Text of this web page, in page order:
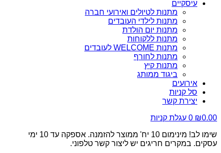
עיסקיים
מתנות לטיולים ואירועי חברה
מתנות לילדי העובדים
מתנות יום הולדת
מתנות ללקוחות
מתנות WELCOME לעובדים
מתנות לחורף
מתנות קיץ
ביגוד ממותג
אירועים
סל קניות
יצירת קשר
₪0.00
0 עגלת קניות
שימו לב! מינימום 10 יח' ממוצר להזמנה. אספקה עד 10 ימי
עסקים. במקרים חריגים יש ליצור קשר טלפוני.